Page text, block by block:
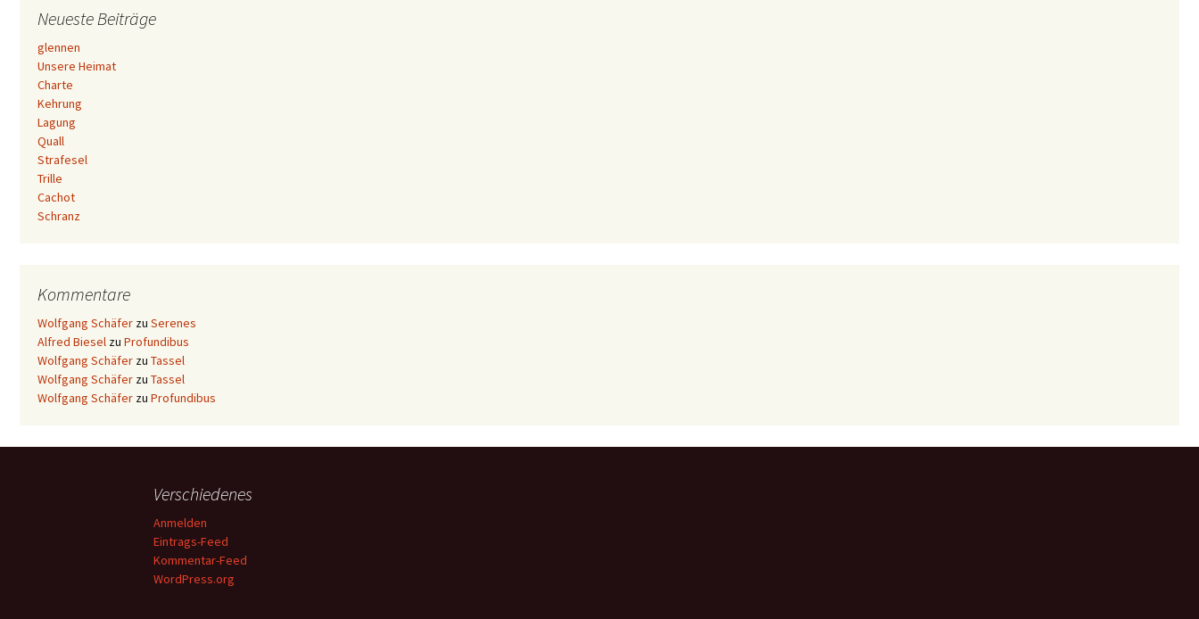
Navigation
Neueste Beiträge
glennen
Unsere Heimat
Charte
Kehrung
Lagung
Quall
Strafesel
Trille
Cachot
Schranz
Kommentare
Wolfgang Schäfer zu Serenes
Alfred Biesel zu Profundibus
Wolfgang Schäfer zu Tassel
Wolfgang Schäfer zu Tassel
Wolfgang Schäfer zu Profundibus
Verschiedenes
Anmelden
Eintrags-Feed
Kommentar-Feed
WordPress.org